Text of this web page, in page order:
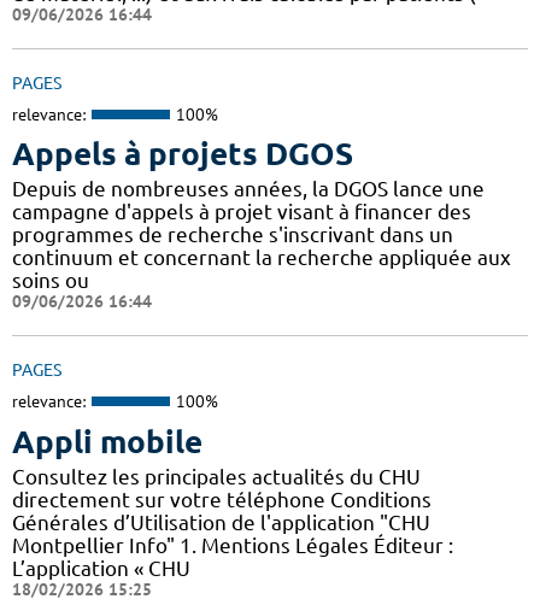
09/06/2026 16:44
PAGES
relevance: 100%
Appels à projets DGOS
Depuis de nombreuses années, la DGOS lance une
campagne d'appels à projet visant à financer des
programmes de recherche s'inscrivant dans un
continuum et concernant la recherche appliquée aux
soins ou
09/06/2026 16:44
PAGES
relevance: 100%
Appli mobile
Consultez les principales actualités du CHU
directement sur votre téléphone Conditions
Générales d’Utilisation de l'application "CHU
Montpellier Info" 1. Mentions Légales Éditeur :
L’application « CHU
18/02/2026 15:25